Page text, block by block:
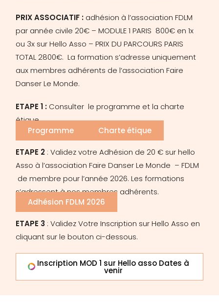
PRIX ASSOCIATIF : adhésion à l’association FDLM
par année civile 20€ – MODULE 1 PARIS 800€ en 1x
ou 3x sur Hello Asso – PRIX DU PARCOURS PARIS
TOTAL 2800€. La formation s’adresse uniquement
aux membres adhérents de l’association Faire
Danser Le Monde.
ETAPE 1 : Consulter le programme et la charte
étique
Programme
Charte étique
ETAPE 2 : Validez votre Adhésion de 20 € sur hello
Asso à l’association Faire Danser Le Monde – FDLM
de membre pour l’année 2026. Les formations
s’adressent à nos membres adhérents.
Adhésion FDLM 2026
ETAPE 3 : Validez Votre Inscription sur Hello Asso en
cliquant sur le bouton ci-dessous.
Inscription MOD 1 sur Hello asso Dates à
venir